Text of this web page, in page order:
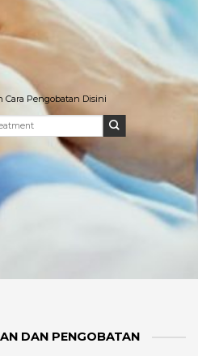
Cara Pengobatan Disini
DAN PENGOBATAN